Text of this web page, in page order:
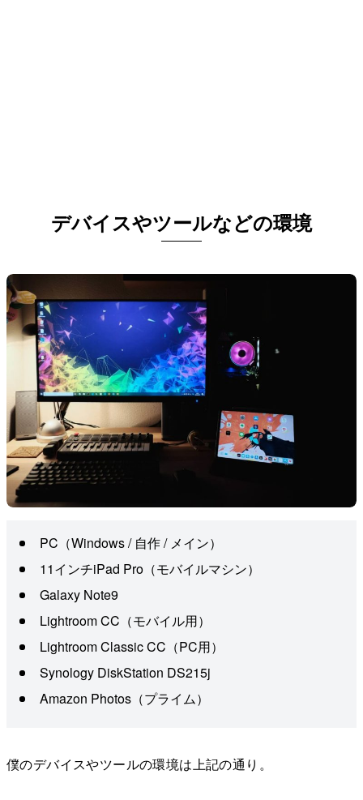
デバイスやツールなどの環境
PC（Windows / 自作 / メイン）
11インチiPad Pro（モバイルマシン）
Galaxy Note9
Lightroom CC（モバイル用）
Lightroom Classic CC（PC用）
Synology DiskStation DS215j
Amazon Photos（プライム）
僕のデバイスやツールの環境は上記の通り。